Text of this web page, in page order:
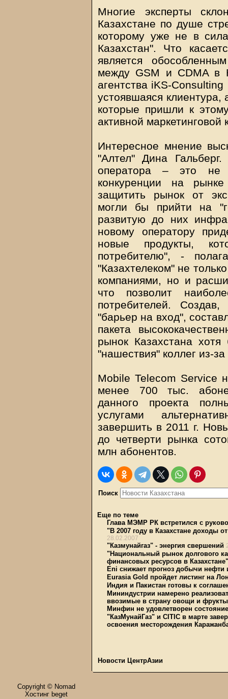
Многие эксперты
Казахстане по душе
которому уже не в
Казахстан". Что
является
между GSM и CDMA в
агентства iKS-
устоявшаяся клиентура,
которые пришли к
активной маркетинговой
Интересное мнение
"Алтел" Дина
оператора – это не
конкуренции на
защитить рынок от
могли бы прийти на
развитую до них
новому оператору
новые продукты,
потребителю", -
"Казахтелеком" не
компаниями, но и
что позволит
потребителей.
"барьер на вход",
пакета
рынок Казахстана
"нашествия" коллег из-
Mobile Telecom Service
менее 700 тыс.
данного проекта
услугами
завершить в 2011 г.
до четверти рынка
млн абонентов.
Поиск
Еще по теме
Глава МЭМР РК встретился с
"В 2007 году в Казахстане доходы
28.02.2007
"Казмунайгаз" - энергия свершений
"Национальный рынок долгового
финансовых ресурсов в Казахстане"
Eni снижает прогноз добычи нефти
Eurasia Gold пройдет листинг на
Индия и Пакистан готовы к
Мининдустрии намерено
ввозимые в страну овощи и фрукты
Минфин не удовлетворен
"КазМунайГаз" и CITIC в марте
освоения месторождения
Новости ЦентрАзии
Copyright © Nomad
Хостинг beget